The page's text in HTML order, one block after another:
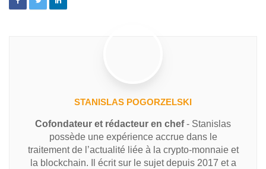
STANISLAS POGORZELSKI
Cofondateur et rédacteur en chef- Stanislas
possède une expérience accrue dans le
traitement de l’actualité liée à la crypto-monnaie et
la blockchain. Il écrit sur le sujet depuis 2017 et a